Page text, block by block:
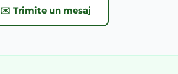
✉️ Trimite un mesaj